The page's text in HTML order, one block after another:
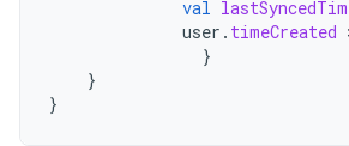
val
user . timeCreated
}
}
}